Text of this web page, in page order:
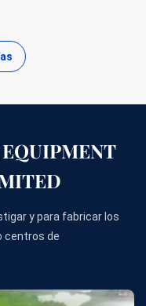
y para fabricar los
centros de